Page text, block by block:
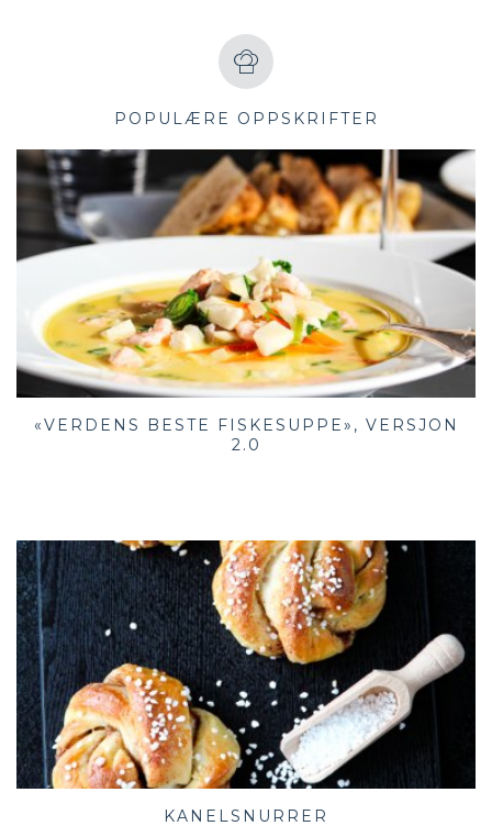
POPULÆRE OPPSKRIFTER
«VERDENS BESTE FISKESUPPE», VERSJON
2.0
KANELSNURRER